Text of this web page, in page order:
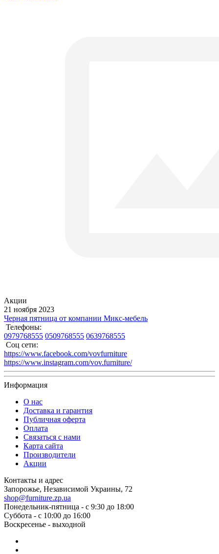
Акции
21 ноября 2023
Черная пятница от компании Микс-мебель
Телефоны:
0979768555 0509768555 0639768555
Соц сети:
https://www.facebook.com/vovfurniture
https://www.instagram.com/vov.furniture/
Информация
О нас
Доставка и гарантия
Публичная оферта
Оплата
Связаться с нами
Карта сайта
Производители
Акции
Контакты и адрес
Запорожье, Независимой Украины, 72
shop@furniture.zp.ua
Понедельник-пятница - с 9:30 до 18:00
Суббота - с 10:00 до 16:00
Воскресенье - выходной